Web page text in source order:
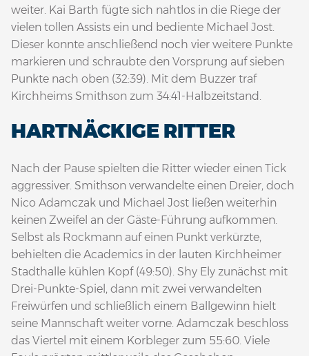
weiter. Kai Barth fügte sich nahtlos in die Riege der
vielen tollen Assists ein und bediente Michael Jost.
Dieser konnte anschließend noch vier weitere Punkte
markieren und schraubte den Vorsprung auf sieben
Punkte nach oben (32:39). Mit dem Buzzer traf
Kirchheims Smithson zum 34:41-Halbzeitstand.
HARTNÄCKIGE RITTER
Nach der Pause spielten die Ritter wieder einen Tick
aggressiver. Smithson verwandelte einen Dreier, doch
Nico Adamczak und Michael Jost ließen weiterhin
keinen Zweifel an der Gäste-Führung aufkommen.
Selbst als Rockmann auf einen Punkt verkürzte,
behielten die Academics in der lauten Kirchheimer
Stadthalle kühlen Kopf (49:50). Shy Ely zunächst mit
Drei-Punkte-Spiel, dann mit zwei verwandelten
Freiwürfen und schließlich einem Ballgewinn hielt
seine Mannschaft weiter vorne. Adamczak beschloss
das Viertel mit einem Korbleger zum 55:60. Viele